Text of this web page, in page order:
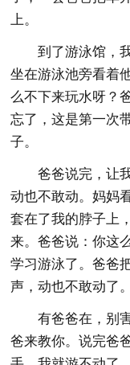
上。
到了游泳馆，
坐在游泳池旁看着
么不下来玩水呀？
忘了，这是第一次
子。
爸爸说完，让
动也不敢动。妈妈
套在了我的脖子上
来。爸爸说：你这
学习游泳了。爸爸
声，动也不敢动了。
有爸爸在，别
爸来教你。说完爸